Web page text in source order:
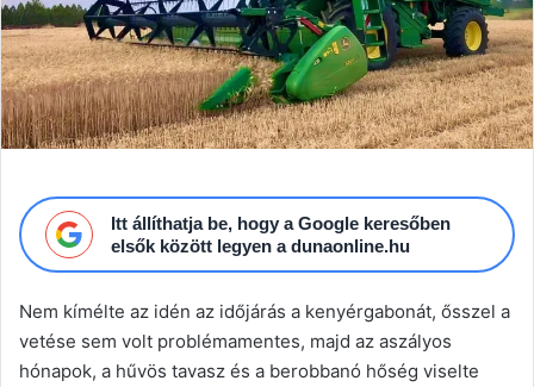
Itt állíthatja be, hogy a Google keresőben
elsők között legyen a dunaonline.hu
Nem kímélte az idén az időjárás a kenyérgabonát, ősszel a
vetése sem volt problémamentes, majd az aszályos
hónapok, a hűvös tavasz és a berobbanó hőség viselte